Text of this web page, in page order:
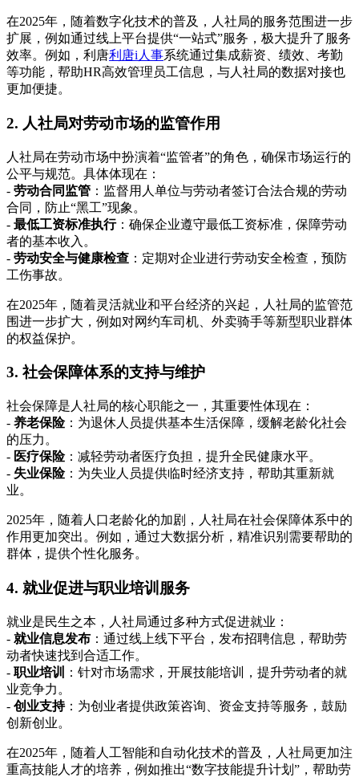
在2025年，随着数字化技术的普及，人社局的服务范围进一步
扩展，例如通过线上平台提供“一站式”服务，极大提升了服务
效率。例如，利唐利唐i人事系统通过集成薪资、绩效、考勤
等功能，帮助HR高效管理员工信息，与人社局的数据对接也
更加便捷。
2. 人社局对劳动市场的监管作用
人社局在劳动市场中扮演着“监管者”的角色，确保市场运行的
公平与规范。具体体现在：
- 劳动合同监管 ：监督用人单位与劳动者签订合法合规的劳动
合同，防止“黑工”现象。
- 最低工资标准执行：确保企业遵守最低工资标准，保障劳动
者的基本收入。
- 劳动安全与健康检查 ：定期对企业进行劳动安全检查，预防
工伤事故。
在2025年，随着灵活就业和平台经济的兴起，人社局的监管范
围进一步扩大，例如对网约车司机、外卖骑手等新型职业群体
的权益保护。
3. 社会保障体系的支持与维护
社会保障是人社局的核心职能之一，其重要性体现在：
- 养老保险：为退休人员提供基本生活保障，缓解老龄化社会
的压力。
- 医疗保险：减轻劳动者医疗负担，提升全民健康水平。
- 失业保险：为失业人员提供临时经济支持，帮助其重新就
业。
2025年，随着人口老龄化的加剧，人社局在社会保障体系中的
作用更加突出。例如，通过大数据分析，精准识别需要帮助的
群体，提供个性化服务。
4. 就业促进与职业培训服务
就业是民生之本，人社局通过多种方式促进就业：
- 就业信息发布 ：通过线上线下平台，发布招聘信息，帮助劳
动者快速找到合适工作。
- 职业培训
：针对市场需求，开展技能培训，提升劳动者的就
业竞争力。
- 创业支持：为创业者提供政策咨询、资金支持等服务，鼓励
创新创业。
在2025年，随着人工智能和自动化技术的普及，人社局更加注
重高技能人才的培养，例如推出“数字技能提升计划”，帮助劳